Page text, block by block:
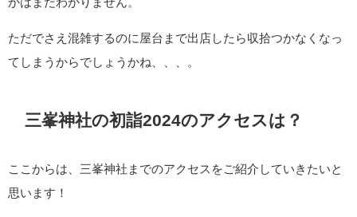
ただでさえ混雑するのに屋台まで出店したら収拾つかなくなっ
てしまうからでしょうかね、、、。
三峯神社の初詣2024のアクセスは？
ここからは、三峯神社までのアクセスをご紹介していきたいと
思います！